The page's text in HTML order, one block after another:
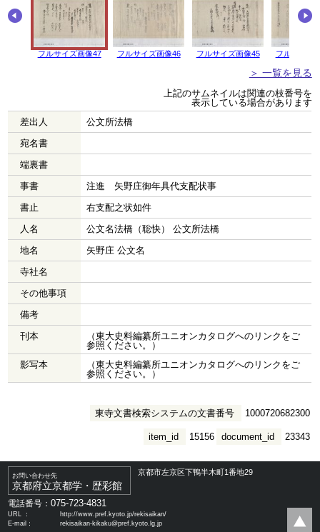
フルサイズ画像47 フルサイズ画像46 フルサイズ画像45 フルサイズ
＞ 一覧を見る
上記のサムネイルは関連の枝番号を
表示している場合があります
差出人
公文所法橋
宛名書
端裏書
事書
注進 矢野庄御年具代支配状事
書止
右支配之状如件
人名
公文名法橋（聡快） 公文所法橋
地名
矢野庄 公文名
寺社名
その他事項
備考
刊本
（東大史料編纂所ユニオンカタログへのリンクをご
参照ください。）
影写本
（東大史料編纂所ユニオンカタログへのリンクをご
参照ください。）
東寺文書検索システムの文書番号 1000720682300
document_id 23343
item_id 15156
お問い合わせ先
京都府立京都学・歴彩館
京都市左京区下鴨半木町1番地29
電話番号：075-723-4831
URL ：
http://www.pref.kyoto.jp/rekisaikan/
E-mail：
rekisaikan-kikaku@pref.kyoto.lg.jp